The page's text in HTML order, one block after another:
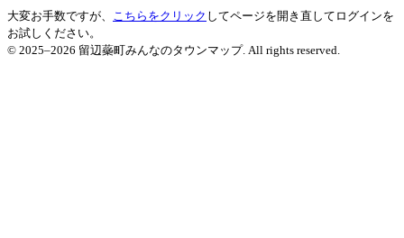
大変お手数ですが、 こちらをクリック してページを開き直してログインを
お試しください。
© 2025–2026 留辺蘂町みんなのタウンマップ. All rights reserved.